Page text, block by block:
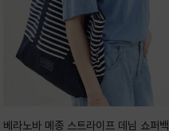
베라노바 메종 스트라이프 데님 쇼퍼백